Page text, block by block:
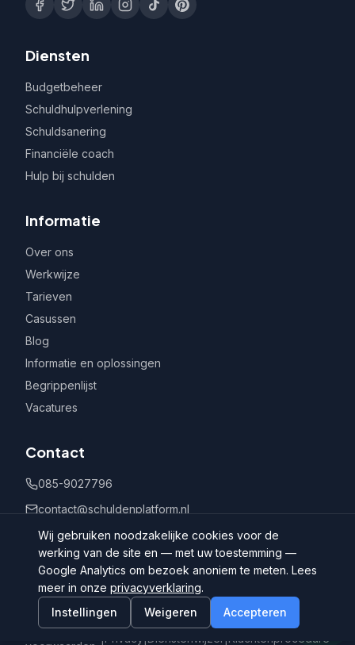
Diensten
Budgetbeheer
Schuldhulpverlening
Schuldsanering
Financiële coach
Hulp bij schulden
Informatie
Over ons
Werkwijze
Tarieven
Casussen
Blog
Informatie en oplossingen
Begrippenlijst
Vacatures
Contact
085-9027796
contact@schuldenplatform.nl
Postbus 802, 7400 AV Deventer
©
Schuldenplatform.nl
Algemene
|Privacy |Dienstenwijzer |Klachtenprocedure
Wij gebruiken noodzakelijke cookies voor de
werking van de site en — met uw toestemming —
Google Analytics om bezoek anoniem te meten. Lees
meer in onze privacyverklaring.
Instellingen
Weigeren Accepteren